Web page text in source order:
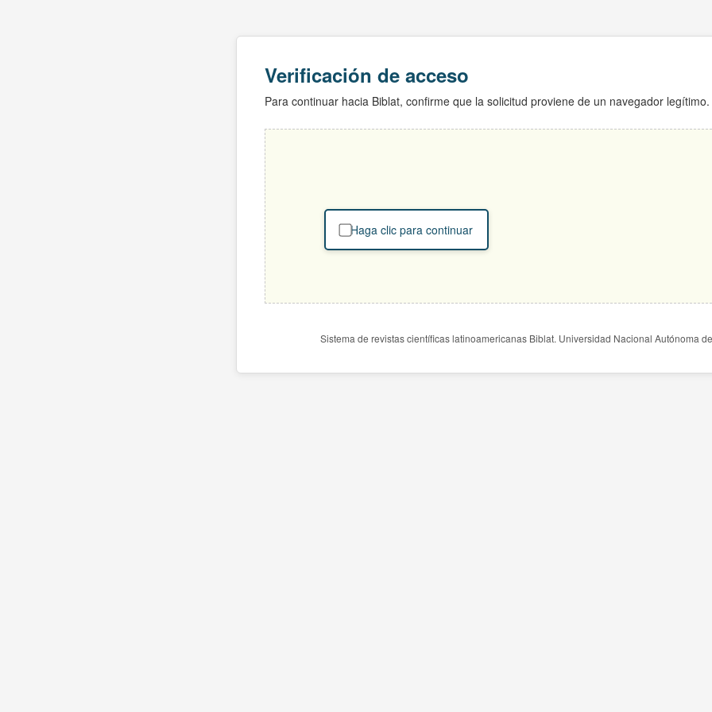
Verificación de acceso
Para continuar hacia Biblat, confirme que la solicitud proviene de un navegador legítimo.
Haga clic para continuar
Sistema de revistas científicas latinoamericanas Biblat. Universidad Nacional Autónoma